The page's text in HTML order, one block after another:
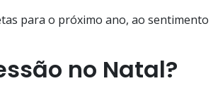
para o próximo ano, ao sentimento
no Natal?